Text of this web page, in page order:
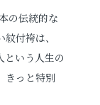
の伝統的な
付袴は、
という人生の
きっと特別